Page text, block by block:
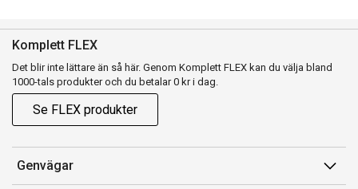
Komplett FLEX
Det blir inte lättare än så här. Genom Komplett FLEX kan du välja bland
1000-tals produkter och du betalar 0 kr i dag.
Se FLEX produkter
Genvägar